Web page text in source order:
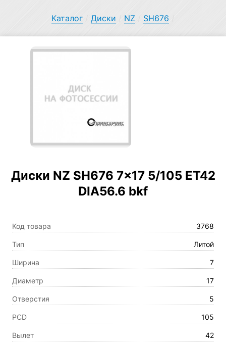
Каталог Диски NZ SH676
Диски NZ SH676 7×17 5/105 ET42
DIA56.6 bkf
Код товара 3768
Тип Литой
Ширина 7
Диаметр 17
Отверстия 5
PCD 105
Вылет 42